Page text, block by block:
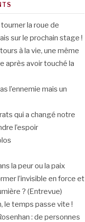
la roue de
sur le prochain stage !
à la vie, une même
après avoir touché la
l’ennemie mais un
qui a changé notre
l’espoir
la peur ou la paix
l’invisible en force et
? (Entrevue)
le temps passe vite !
: de personnes